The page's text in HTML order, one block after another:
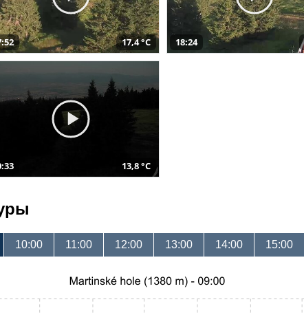
17,4 °C 18:24
13,8 °C
10:00 11:00 12:00 13:00 14:00 15:00